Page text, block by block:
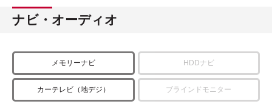
ナビ・オーディオ
メモリーナビ HDDナビ
カーテレビ（地デジ） ブラインドモニター